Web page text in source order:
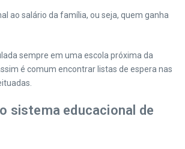
ao salário da família, ou seja, quem ganha
sempre em uma escola próxima da
é comum encontrar listas de espera nas
sistema educacional de